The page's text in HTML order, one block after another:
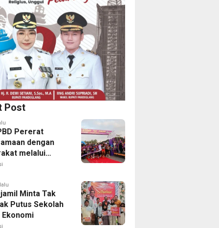
Post
Pererat
dengan
melalui
Run 2026
Minta Tak
Putus Sekolah
Ekonomi